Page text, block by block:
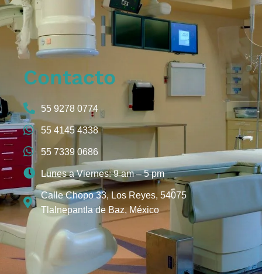
Contacto
55 9278 0774
55 4145 4338
55 7339 0686
Lunes a Viernes: 9 am – 5 pm
Calle Chopo 33, Los Reyes, 54075
Tlalnepantla de Baz, México